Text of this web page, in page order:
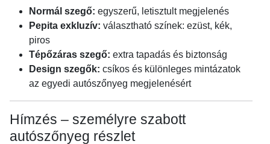
Normál szegő: egyszerű, letisztult megjelenés
Pepita exkluzív: választható színek: ezüst, kék,
piros
Tépőzáras szegő: extra tapadás és biztonság
Design szegők: csíkos és különleges mintázatok
az egyedi autószőnyeg megjelenésért
Hímzés – személyre szabott
autószőnyeg részlet